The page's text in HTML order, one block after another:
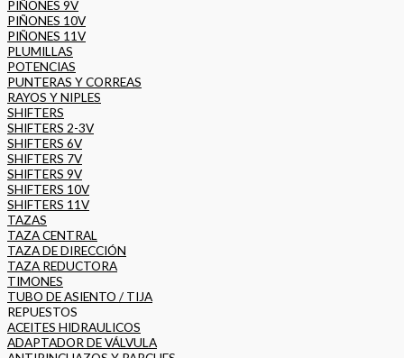
PIÑONES 9V
PIÑONES 10V
PIÑONES 11V
PLUMILLAS
POTENCIAS
PUNTERAS Y CORREAS
RAYOS Y NIPLES
SHIFTERS
SHIFTERS 2-3V
SHIFTERS 6V
SHIFTERS 7V
SHIFTERS 9V
SHIFTERS 10V
SHIFTERS 11V
TAZAS
TAZA CENTRAL
TAZA DE DIRECCIÓN
TAZA REDUCTORA
TIMONES
TUBO DE ASIENTO / TIJA
REPUESTOS
ACEITES HIDRAULICOS
ADAPTADOR DE VÁLVULA